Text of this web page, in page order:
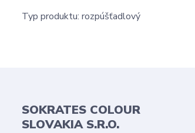
Typ produktu: rozpúšťadlový
SOKRATES COLOUR
SLOVAKIA S.R.O.